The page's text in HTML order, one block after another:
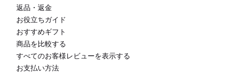
返品・返金
お役立ちガイド
おすすめギフト
商品を比較する
すべてのお客様レビューを表示する
お支払い方法